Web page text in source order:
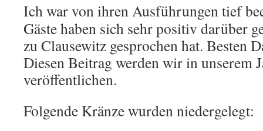
Ich war von ihren Ausführungen tief
Gäste haben sich sehr positiv darüber
zu Clausewitz gesprochen hat. Besten
Diesen Beitrag werden wir in unserem
veröffentlichen.
Folgende Kränze wurden niedergelegt: